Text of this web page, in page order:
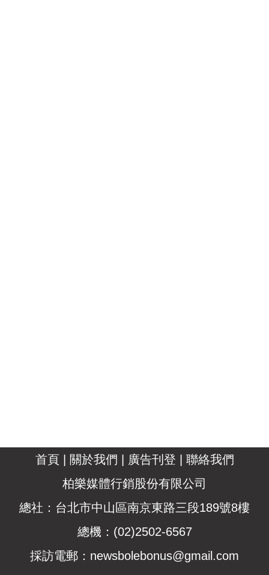
首頁 關於我們 廣告刊登
聯絡我們
柏樂媒體行銷股份有限公司
總社：台北市中山區南京東路三段189號8樓
總機：(02)2502-6567
採訪電郵： newsbolebonus@gmail.com